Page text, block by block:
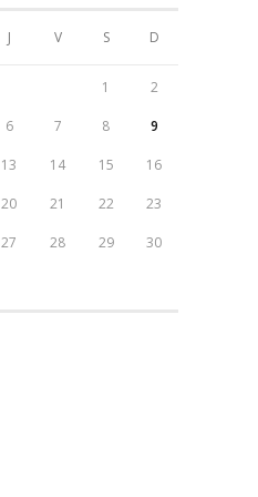
J V S D
1 2
6 7 8 9
13 14 15 16
20 21 22 23
27 28 29 30